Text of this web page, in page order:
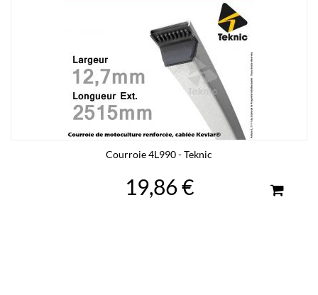
Courroie 4L990 - Teknic
19,86 €